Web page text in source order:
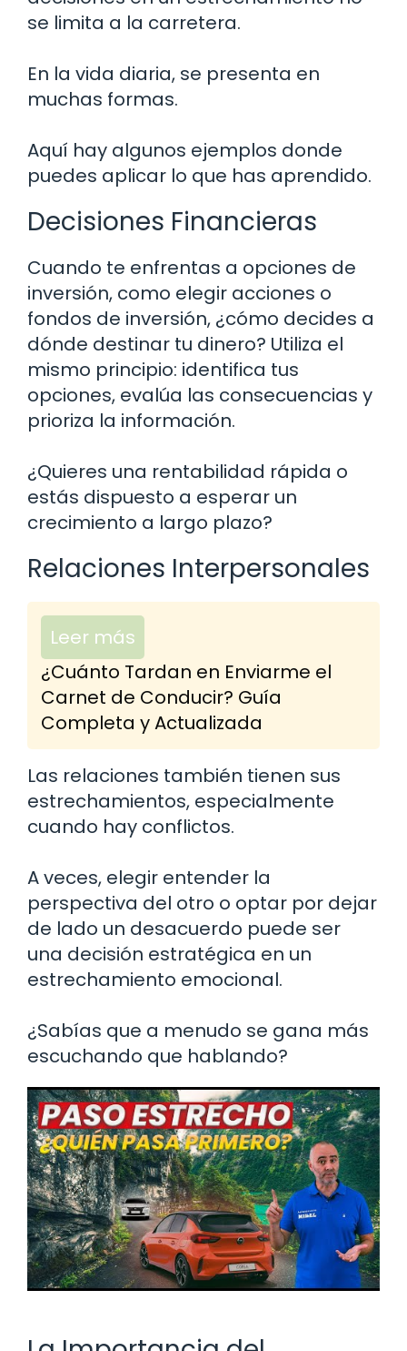
se limita a la carretera.
En la vida diaria, se presenta en
muchas formas.
Aquí hay algunos ejemplos donde
puedes aplicar lo que has aprendido.
Decisiones Financieras
Cuando te enfrentas a opciones de
inversión, como elegir acciones o
fondos de inversión, ¿cómo decides a
dónde destinar tu dinero? Utiliza el
mismo principio: identifica tus
opciones, evalúa las consecuencias y
prioriza la información.
¿Quieres una rentabilidad rápida o
estás dispuesto a esperar un
crecimiento a largo plazo?
Relaciones Interpersonales
Leer más
¿Cuánto Tardan en Enviarme el
Carnet de Conducir? Guía
Completa y Actualizada
Las relaciones también tienen sus
estrechamientos, especialmente
cuando hay conflictos.
A veces, elegir entender la
perspectiva del otro o optar por dejar
de lado un desacuerdo puede ser
una decisión estratégica en un
estrechamiento emocional.
¿Sabías que a menudo se gana más
escuchando que hablando?